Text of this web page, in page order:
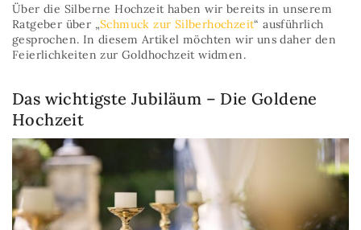
Über die Silberne Hochzeit haben wir bereits in unserem
Ratgeber über „Schmuck zur Silberhochzeit“ ausführlich
gesprochen. In diesem Artikel möchten wir uns daher den
Feierlichkeiten zur Goldhochzeit widmen.
Das wichtigste Jubiläum – Die Goldene
Hochzeit